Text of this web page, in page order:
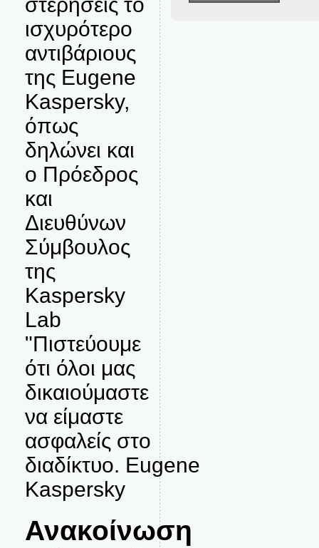
ισχυρότερο
αντιβάριους
της Eugene
Kaspersky,
όπως
δηλώνει και
ο Πρόεδρος
και
Διευθύνων
Σύμβουλος
της
Kaspersky
Lab
"Πιστεύουμε
ότι όλοι μας
δικαιούμαστε
να είμαστε
ασφαλείς στο
διαδίκτυο. Eugene
Kaspersky
Ανακοίνωση